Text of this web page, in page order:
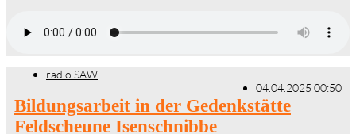
radio SAW
04.04.2025 00:50
Bildungsarbeit in der Gedenkstätte
Feldscheune Isenschnibbe